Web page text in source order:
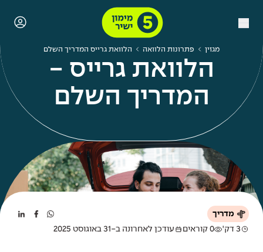
מגזין פתרונות הלוואה הלוואת גרייס המדריך השלם
הלוואת גרייס -
המדריך השלם
מדריך
3 דק'
0 קוראים עודכן לאחרונה ב-31 באוגוסט 2025